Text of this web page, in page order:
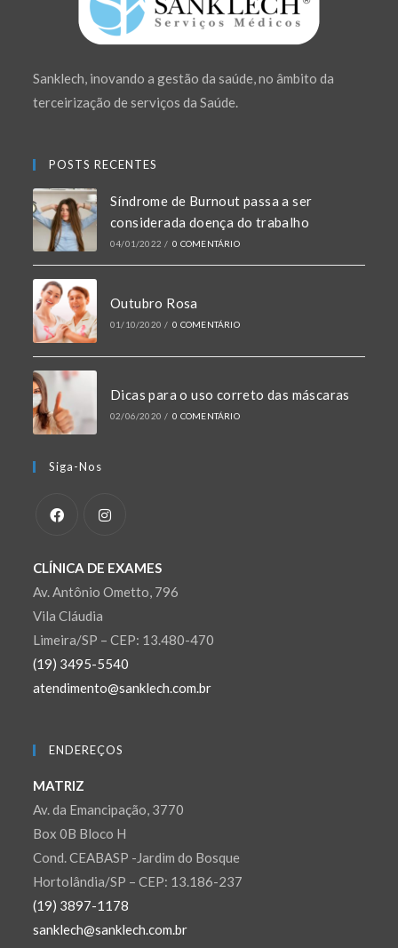
Sanklech, inovando a gestão da saúde, no âmbito da
terceirização de serviços da Saúde.
POSTS RECENTES
Síndrome de Burnout passa a ser
considerada doença do trabalho
04/01/2022 / 0 COMENTÁRIO
Outubro Rosa
01/10/2020 / 0 COMENTÁRIO
Dicas para o uso correto das máscaras
02/06/2020 / 0 COMENTÁRIO
Siga-Nos
CLÍNICA DE EXAMES
Av. Antônio Ometto, 796
Vila Cláudia
Limeira/SP – CEP: 13.480-470
(19) 3495-5540
atendimento@sanklech.com.br
ENDEREÇOS
MATRIZ
Av. da Emancipação, 3770
Box 0B Bloco H
Cond. CEABASP -Jardim do Bosque
Hortolândia/SP – CEP: 13.186-237
(19) 3897-1178
sanklech@sanklech.com.br